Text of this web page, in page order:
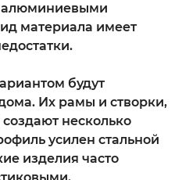
алюминиевыми
материала имеет
будут
Их рамы и створки,
несколько
усилен стальной
изделия часто